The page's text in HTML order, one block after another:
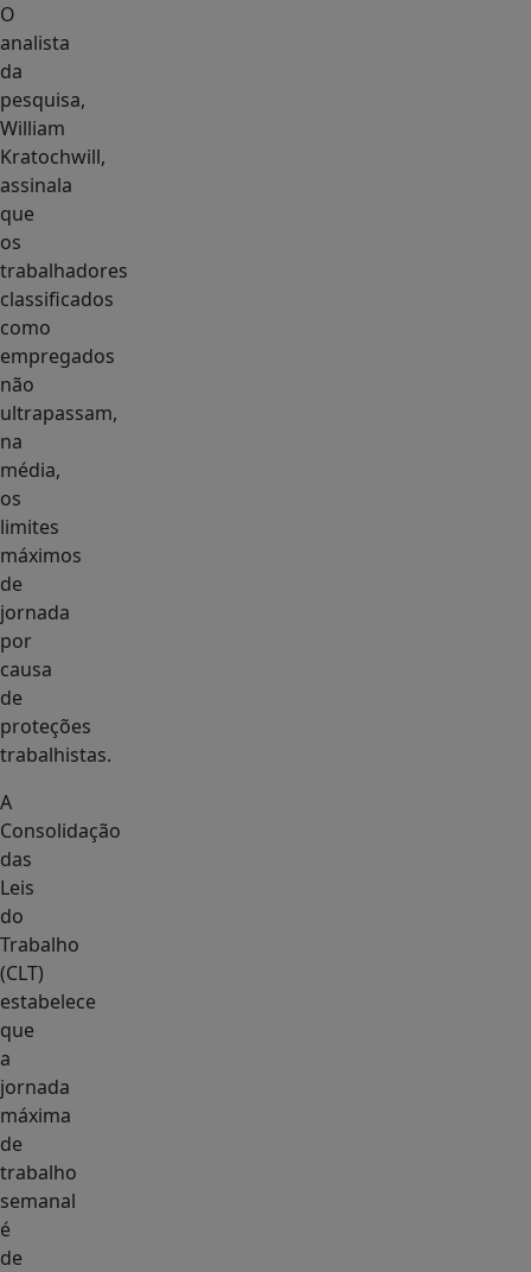
O
analista
da
pesquisa,
William
Kratochwill,
assinala
que
os
trabalhadores
classificados
como
empregados
não
ultrapassam,
na
média,
os
limites
máximos
de
jornada
por
causa
de
proteções
trabalhistas.
A
Consolidação
das
Leis
do
Trabalho
(CLT)
estabelece
que
a
jornada
máxima
de
trabalho
semanal
é
de